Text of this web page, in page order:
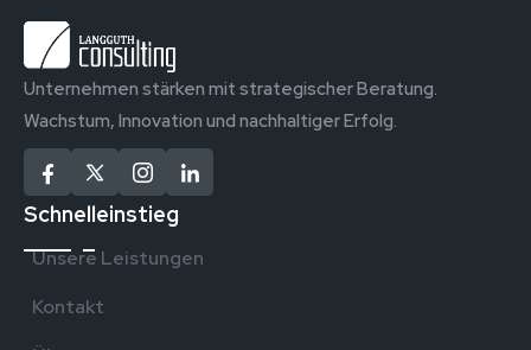
Unternehmen stärken mit strategischer Beratung.
Wachstum, Innovation und nachhaltiger Erfolg.
Schnelleinstieg
Unsere Leistungen
Kontakt